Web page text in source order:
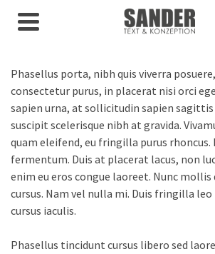
Phasellus porta, nibh quis viverra
consectetur purus, in placerat nisi orci
sapien urna, at sollicitudin sapien sagittis
suscipit scelerisque nibh at gravida.
quam eleifend, eu fringilla purus rhoncus.
fermentum. Duis at placerat lacus, non
enim eu eros congue laoreet. Nunc mollis
cursus. Nam vel nulla mi. Duis fringilla
cursus iaculis.
Phasellus tincidunt cursus libero sed